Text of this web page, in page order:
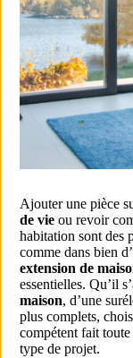
Ajouter une pièce
de vie ou revoir
habitation sont des
comme dans bien
extension de
essentielles. Qu’il
maison, d’une
plus complets,
compétent fait
type de projet.